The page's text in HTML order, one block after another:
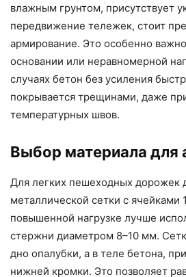
влажным грунтом, присутствует
передвижение тележек, стоит
армирование. Это особенно
основании или неравномерной
случаях бетон без усиления
покрывается трещинами, даже
температурных швов.
Выбор материала для
Для легких пешеходных дорожек
металлической сетки с ячейками
повышенной нагрузке лучше
стержни диаметром 8–10 мм.
дно опалубки, а в теле бетона,
нижней кромки. Это позволяет